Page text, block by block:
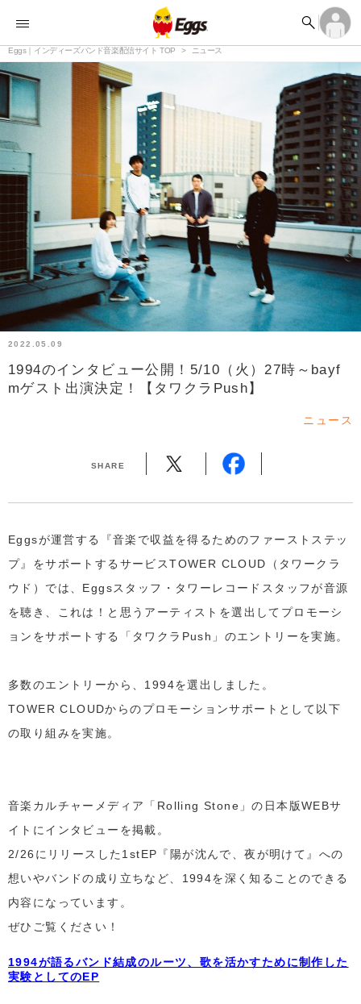


ランキング 
記事 
タイムライン 
ライブ情報 
楽曲アップロード 
ログイン
アカウント登録
ログイン
アカウント登録
Eggs｜インディーズバンド音楽配信サイト TOP ニュース
2022.05.09
1994のインタビュー公開！5/10（火）27時～bayf
mゲスト出演決定！【タワクラPush】
ニュース
SHARE
Eggsが運営する『音楽で収益を得るためのファーストステッ
プ』をサポートするサービスTOWER CLOUD（タワークラ
ウド）では、Eggsスタッフ・タワーレコードスタッフが音源
を聴き、これは！と思うアーティストを選出してプロモーシ
ョンをサポートする「タワクラPush」のエントリーを実施。
多数のエントリーから、1994を選出しました。
TOWER CLOUDからのプロモーションサポートとして以下
の取り組みを実施。
音楽カルチャーメディア「Rolling Stone」の日本版WEBサ
イトにインタビューを掲載。
2/26にリリースした1stEP『陽が沈んで、夜が明けて』への
想いやバンドの成り立ちなど、1994を深く知ることのできる
内容になっています。
ぜひご覧ください！
1994が語るバンド結成のルーツ、歌を活かすために制作した
実験としてのEP